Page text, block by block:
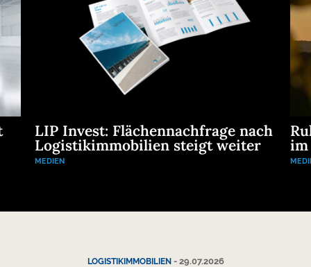
LIP Invest: Flächennachfrage nach
Logistikimmobilien steigt weiter
MEDIEN
im
LOGISTIKIMMOBILIEN- 29.07.2026